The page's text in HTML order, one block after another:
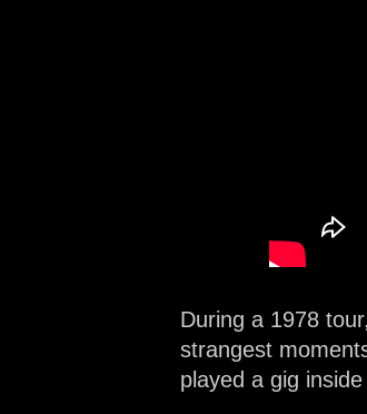
During a 1978
strangest
played a gig